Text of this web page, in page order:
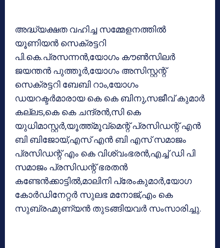
അദ്ധ്യക്ഷത വഹിച്ച സമ്മേളനത്തില്‍
യൂണിയന്‍ സെക്രട്ടറി
പി.കെ.പ്രസന്നന്‍,യോഗം കൗണ്‍സിലര്‍
ജയന്തന്‍ പുത്തൂര്‍,യോഗം അസിസ്റ്റന്റ്
സെക്രട്ടറി ബേബി റാം,യോഗം
ഡയറക്ടര്‍മാരായ കെ കെ ബിനു,സജീവ് കുമാര്‍
കല്ലട,കെ കെ ചന്ദ്രന്‍,സി കെ
യുധിമാസ്റ്റര്‍,യൂത്ത്മൂവ്‌മെന്റ് പ്രസിഡന്റ് എന്‍
ബി ബിജോയ്,എസ് എന്‍ ബി എസ് സമാജം
പ്രസിഡന്റ് എം കെ വിശ്വംഭരന്‍,എച്ച് ഡി പി
സമാജം പ്രസിഡന്റ് ഭരതന്‍
കണ്ടേന്‍ക്കാട്ടില്‍,മാലിനി പ്രേംകുമാര്‍,യോഗ
കോര്‍ഡിനേറ്റര്‍ സുലഭ മനോജ്,എം കെ
സുബ്രഹ്മുണ്യന്‍ തുടങ്ങിയവര്‍ സംസാരിച്ചു.